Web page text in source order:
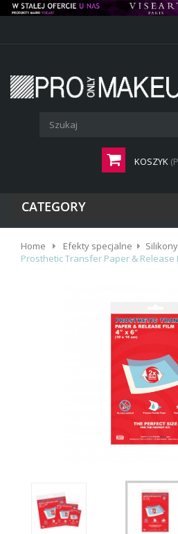
KOSZYK
CATEGORY
Home Efekty specjalne
Prosthetic Transfer Paper & Release